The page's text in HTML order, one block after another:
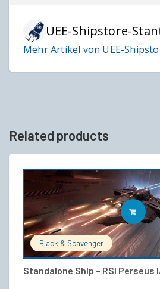
UEE-Shipstore-
Mehr Artikel von UEE-
Related products
Black & Scavenger
Standalone Ship – RSI Perseus
IN